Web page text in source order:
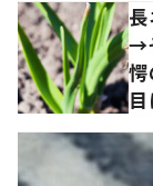
→
愕
目